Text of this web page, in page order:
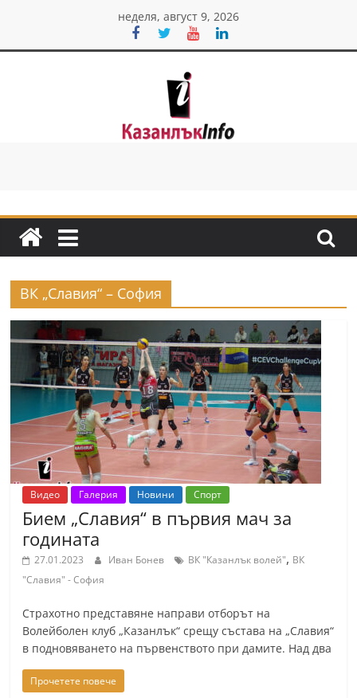
content
неделя, август 9, 2026
Казанлък
Н
в
и
н
и
о
т
К
а
з
а
н
л
ъ
к
б
л
с
ВК „Славия“ – София
Видео Галерия Новини Спорт
Бием „Славия“ в първия мач за
годината
27.01.2023 Иван Бонев ВК "Казанлък волей", ВК
"Славия" - София
Страхотно представяне направи отборът на
Волейболен клуб „Казанлък“ срещу състава на „Славия“
в подновяването на първенството при дамите. Над два
Прочетете повече